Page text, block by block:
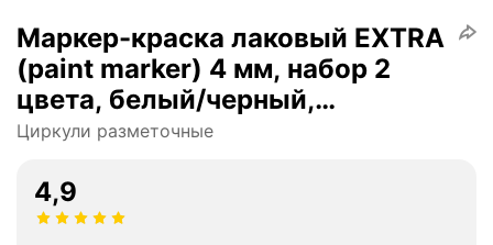
Маркер-краска лаковый EXTRA
(paint marker) 4 мм, набор 2
цвета, белый/черный,
усиленная нитро-основа,
Циркули разметочные
4,9